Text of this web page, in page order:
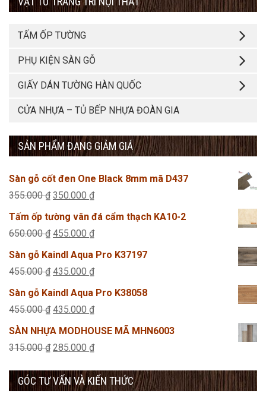
TẤM ỐP TƯỜNG
PHỤ KIỆN SÀN GỖ
GIẤY DÁN TƯỜNG HÀN QUỐC
CỬA NHỰA – TỦ BẾP NHỰA ĐOÀN GIA
SẢN PHẨM ĐANG GIẢM GIÁ
Sàn gỗ cốt đen One Black 8mm mã D437
355.000₫ Giá
gốc
là:
350.000 ₫Giá
hiện
tại
350.000 ₫.
Tấm ốp tường vân đá cẩm thạch KA10-2
650.000₫ Giá
gốc
là:
455.000 ₫Giá
hiện
tại
455.000 ₫.
Sàn gỗ Kaindl Aqua Pro K37197
455.000₫ Giá
gốc
là:
435.000 ₫Giá
hiện
tại
435.000 ₫.
Sàn gỗ Kaindl Aqua Pro K38058
455.000₫ Giá
gốc
là:
435.000 ₫Giá
hiện
tại
435.000 ₫.
SÀN NHỰA MODHOUSE MÃ MHN6003
315.000₫ Giá
là:
285.000 ₫Giá
tại
GÓC TƯ VẤN VÀ KIẾN THỨC